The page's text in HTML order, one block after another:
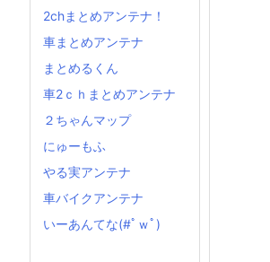
2chまとめアンテナ！
車まとめアンテナ
まとめるくん
車2ｃｈまとめアンテナ
２ちゃんマップ
にゅーもふ
やる実アンテナ
車バイクアンテナ
いーあんてな(#ﾟｗﾟ)